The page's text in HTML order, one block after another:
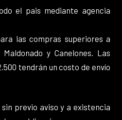
el pais mediante agencia
las compras superiores a
y Canelones. Las
tendrán un costo de envío
previo aviso y a existencia